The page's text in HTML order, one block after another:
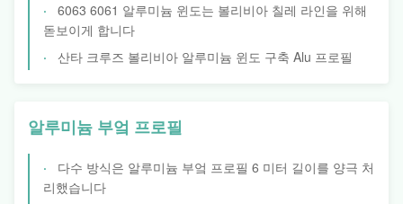
6063 6061 알루미늄 윈도는 볼리비아 칠레 라인을 위해
돋보이게 합니다
산타 크루즈 볼리비아 알루미늄 윈도 구축 Alu 프로필
알루미늄 부엌 프로필
다수 방식은 알루미늄 부엌 프로필 6 미터 길이를 양극 처
리했습니다